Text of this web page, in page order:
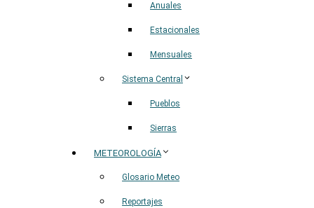
Anuales
Estacionales
Mensuales
Sistema Central
Pueblos
Sierras
METEOROLOGÍA
Glosario Meteo
Reportajes